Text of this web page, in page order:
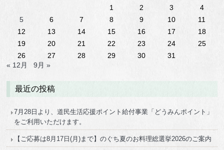
1
2 3
4
5
6 7 8 9 10
11
12
13 14 15 16 17
18
19
20 21 22 23 24
25
26
27 28 29 30
31
« 12月
9月 »
最近の投稿
7月28日より、道民生活応援ポイント給付事業「どうみんポイント」
をご利用いただけます。
【ご応募は8月17日(月)まで】のぐち夏のお料理総選挙2026のご案内